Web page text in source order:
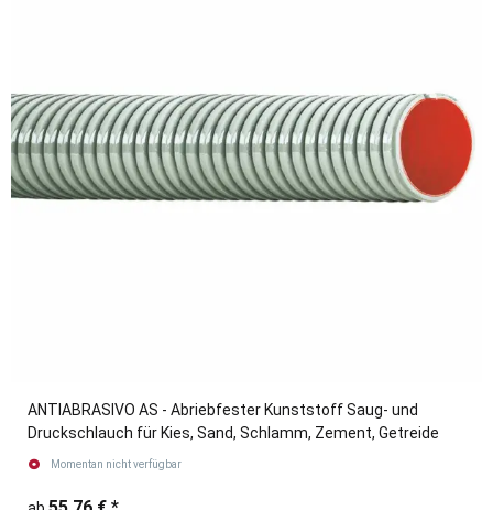
ANTIABRASIVO AS - Abriebfester Kunststoff Saug- und
Druckschlauch für Kies, Sand, Schlamm, Zement, Getreide
Momentan nicht verfügbar